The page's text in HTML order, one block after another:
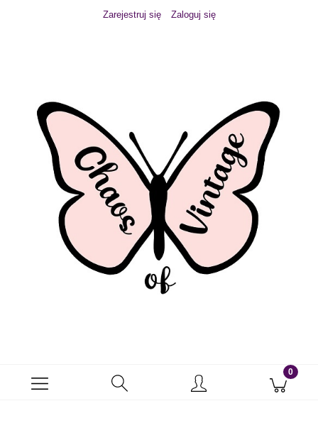
Zarejestruj się Zaloguj się